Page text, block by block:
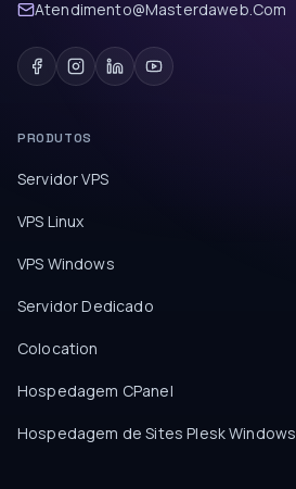
Atendimento@Masterdaweb.Com
PRODUTOS
Servidor VPS
VPS Linux
VPS Windows
Servidor Dedicado
Colocation
Hospedagem CPanel
Hospedagem de Sites Plesk Windows